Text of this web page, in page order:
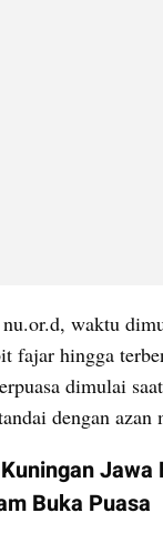
waktu
fajar hingga
dimulai
dengan azan
Jawa
Buka Puasa